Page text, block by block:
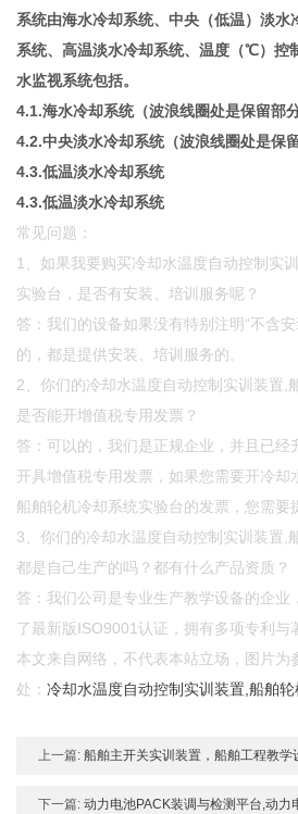
系统由海水冷却系统、中央（低温）淡水
系统、高温淡水冷却系统、温度（℃）控
水监视系统包括。
4.1.海水冷却系统（波浪线圈处是保留部分
4.2.中央淡水冷却系统（波浪线圈处是保留
4.3.低温淡水冷却系统
4.3.低温淡水冷却系统
常见问题：
1、如果我要购买冷却水温度自动控制实
实验台，是否有安装、培训服务呢？
答：我们的设备如果没有特别注明“不含安
的，都是提供安装、培训服务的。
2、你们的冷却水温度自动控制实训装置,
是否能开增值税专用发票？
答：可以的，我们是正规企业，并且已经
开具增值税专用发票，如果您需要开冷却
船舶轮机冷却系统实验台的发票，您需要
3、你们的冷却水温度自动控制实训装置,
都是自己生产的吗？都有什么产品资质？
答：我们公司是专业生产教学设备的企业
了最新版ISO9001认证，拥有多项专利与
本文来自网络，不代表本站立场，图片为
处：冷却水温度自动控制实训装置,船舶
上一篇: 船舶主开关实训装置，船舶工程教学
下一篇: 动力电池PACK装调与检测平台,动力